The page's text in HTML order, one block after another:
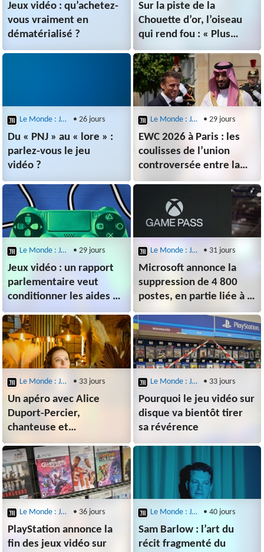
Jeux vidéo : qu’achetez-
vous vraiment en
dématérialisé ?
Sur la piste de la
Chouette d’or, l’oiseau
qui rend fou : « Plus
personne n’écoute
personne, tout le monde
est arc-bouté sur ses
solutions »
Le Monde : Jeux Vidéo • 26 jours
Du « PNJ » au « lore » :
parlez-vous le jeu
vidéo ?
Le Monde : Jeux Vidéo • 29 jours
EWC 2026 à Paris : les
coulisses de l’union
controversée entre la
France et l’Arabie
saoudite dans l’e-sport
Le Monde : Jeux Vidéo • 29 jours
Jeux vidéo : un rapport
parlementaire veut
conditionner les aides à
des engagements contre
le sexisme et les
violences sexuelles
Le Monde : Jeux Vidéo • 31 jours
Microsoft annonce la
suppression de 4 800
postes, en partie liée à la
restructuration de sa
filiale de jeux vidéo Xbox
Le Monde : Jeux Vidéo • 33 jours
Un apéro avec Alice
Duport-Percier,
chanteuse et
cocompositrice de la
musique du jeu vidéo
phénomène « Clair
Obscur » : « J’ai compris
que je n’étais pas faite
pour Wagner »
Le Monde : Jeux Vidéo • 33 jours
Pourquoi le jeu vidéo sur
disque va bientôt tirer
sa révérence
Le Monde : Jeux Vidéo • 36 jours
PlayStation annonce la
fin des jeux vidéo sur
Le Monde : Jeux Vidéo • 40 jours
Sam Barlow : l’art du
récit fragmenté du